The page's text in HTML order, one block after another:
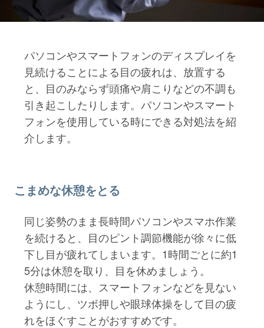
パソコンやスマートフォンのディスプレイを
見続けることによる目の疲れは、放置する
と、目のみならず頭痛や肩こりなどの不調も
引き起こしたりします。パソコンやスマート
フォンを使用している時にできる対処法を紹
介します。
こまめな休憩をとる
同じ姿勢のまま長時間パソコンやスマホ作業
を続けると、目のピント調節機能が徐々に低
下し目が疲れてしまいます。1時間ごとに約1
5分は休憩を取り、目を休めましょう。
休憩時間には、スマートフォンなどを見ない
ようにし、ツボ押しや眼球体操をして目の疲
れをほぐすことがおすすめです。